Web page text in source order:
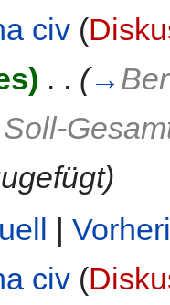
civ (
. . (→
)
|
civ (